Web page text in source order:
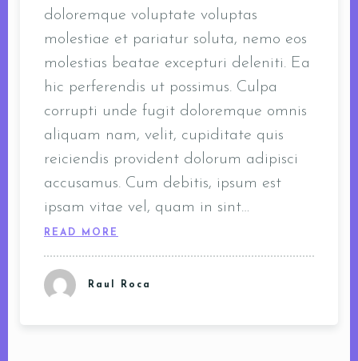
doloremque voluptate voluptas
molestiae et pariatur soluta, nemo eos
molestias beatae excepturi deleniti. Ea
hic perferendis ut possimus. Culpa
corrupti unde fugit doloremque omnis
aliquam nam, velit, cupiditate quis
reiciendis provident dolorum adipisci
accusamus. Cum debitis, ipsum est
ipsam vitae vel, quam in sint…
READ MORE
Raul Roca